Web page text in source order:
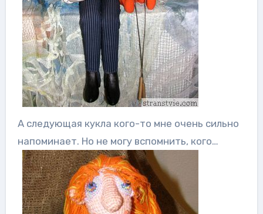
А следующая кукла кого-то мне очень сильно
напоминает. Но не могу вспомнить, кого…